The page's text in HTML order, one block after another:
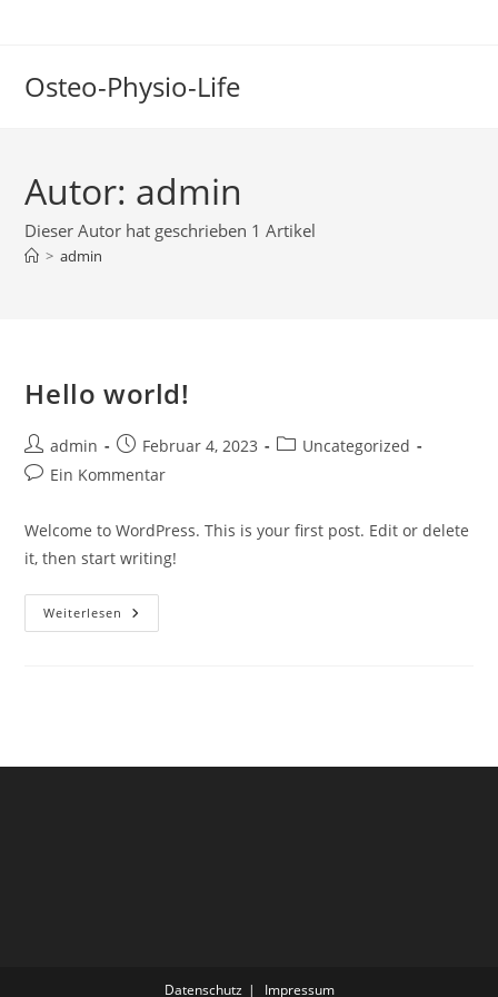
Osteo-Physio-Life
Autor: admin
Dieser Autor hat geschrieben 1 Artikel
> admin
Hello world!
Beitrags-
Autor:
admin
Beitrag
veröffentlicht:
Februar 4, 2023
Beitrags-
Uncategorized
Beitrags-
Ein Kommentar
Welcome to WordPress. This is your first post. Edit or delete
it, then start writing!
Weiterlesen Hello
World!
Datenschutz Impressum